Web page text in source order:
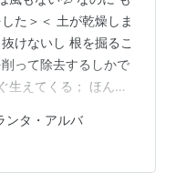
た＞＜ 土が乾燥しま
けないし 根を掘るこ
って除去するしかで
生えてくる； ほんと
だれる子が多くなっ
が開花してきた♡ 開
ンタ・アルバ